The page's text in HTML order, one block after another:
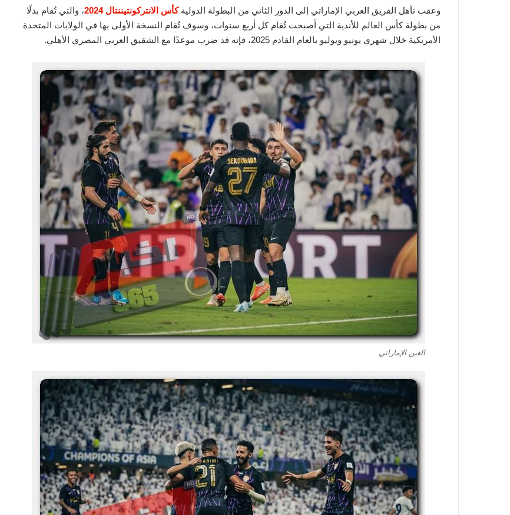
وعقب تأهل الفريق العربي الإماراتي إلى الدور الثاني من البطولة الدوليةكأس الانتركونتيننتال 2024
، والتي تُقام بدلًا
من بطولة كأس العالم للأندية التي أصبحت تُقام كل أربع سنوات، وسوف تُقام النسخة الأولى بها في الولايات المتحدة
الأمريكية خلال شهري يونيو ويوليو بالعام القادم 2025، فإنه قد ضرب موعدًا مع الشقيق العربي المصري الأهلي.
العين الإماراتي